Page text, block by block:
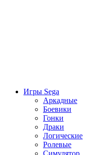
Игры Sega
Аркадные
Боевики
Гонки
Драки
Логические
Ролевые
Симулятор